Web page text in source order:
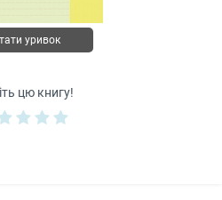
уривок
цю книгу!